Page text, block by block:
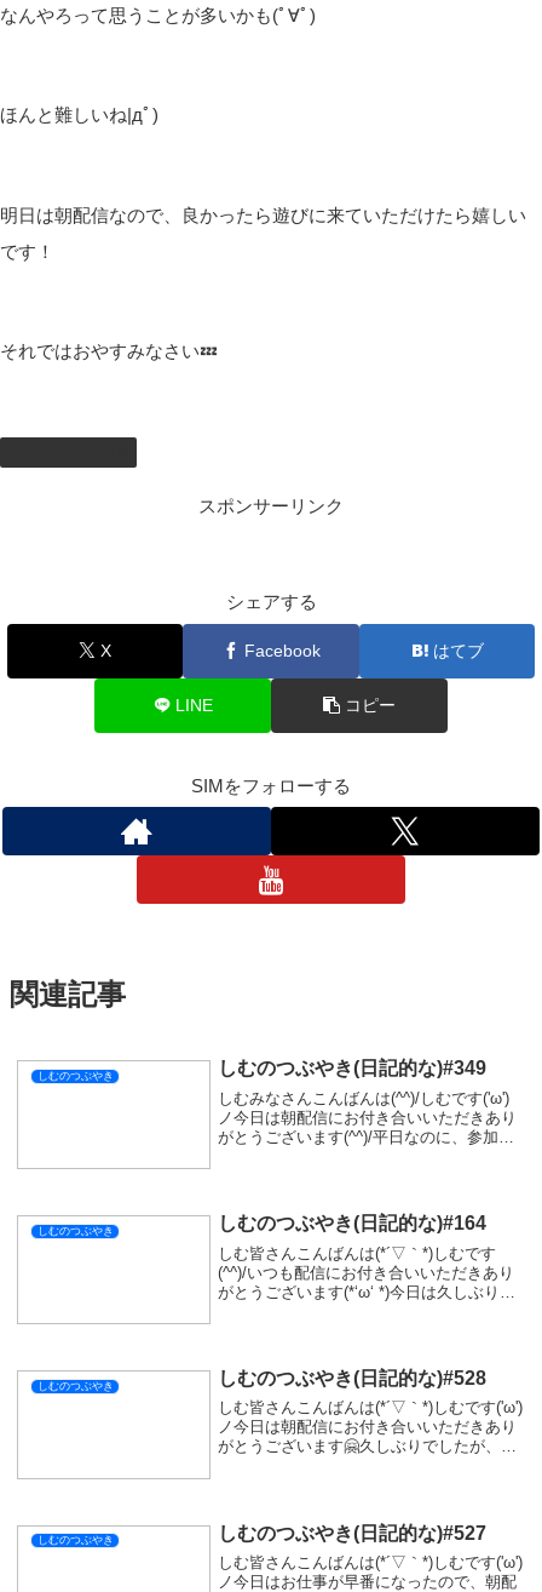
なんやろって思うことが多いかも(ﾟ∀ﾟ)
ほんと難しいね|дﾟ)
明日は朝配信なので、良かったら遊びに来ていただけたら嬉しい
です！
それではおやすみなさい💤
スポンサーリンク
シェアする
X Facebook はてブ
LINE コピー
SIMをフォローする
関連記事
しむのつぶやき しむのつぶやき(日記的な)#349
しむみなさんこんばんは(^^)/しむです('ω')
ノ今日は朝配信にお付き合いいただきあり
がとうございます(^^)/平日なのに、参加す
しむのつぶやき しむのつぶやき(日記的な)#164
しむ皆さんこんばんは(*´▽｀*)しむです
(^^)/いつも配信にお付き合いいただきあり
がとうございます(*‘ω‘ *)今日は久しぶりに
しむのつぶやき しむのつぶやき(日記的な)#528
しむ皆さんこんばんは(*´▽｀*)しむです('ω')
ノ今日は朝配信にお付き合いいただきあり
がとうございます🤗久しぶりでしたが、す
しむのつぶやき しむのつぶやき(日記的な)#527
しむ皆さんこんばんは(*´▽｀*)しむです('ω')
ノ今日はお仕事が早番になったので、朝配